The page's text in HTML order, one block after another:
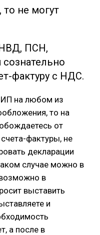
не могут
ПСН,
фактуру с НДС.
на любом из
то на
от
фактуры, не
декларации
случае можно в
в
выставить
и
а после в